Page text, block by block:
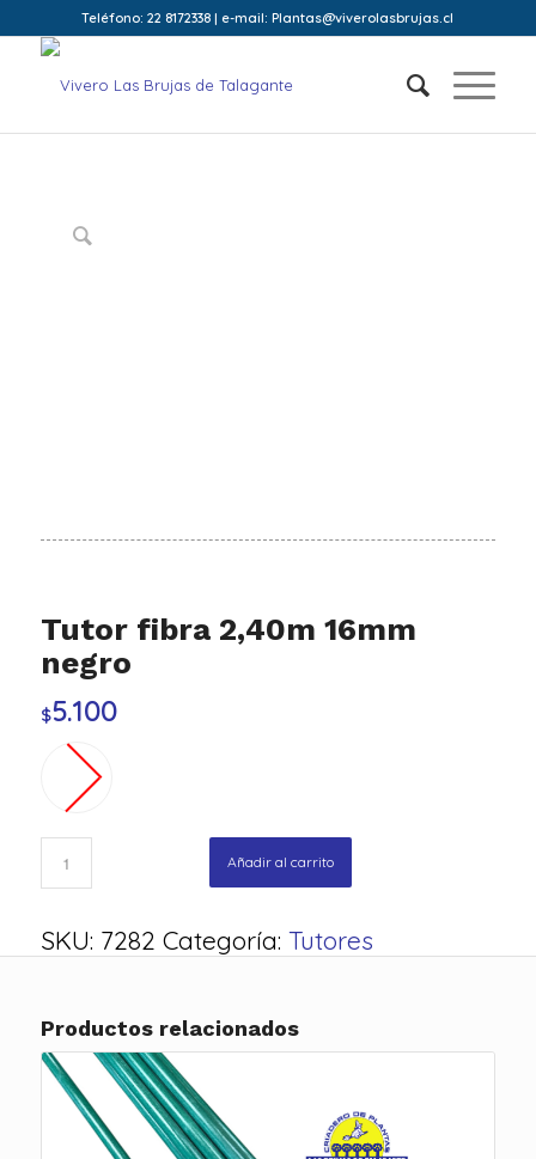
Teléfono: 22 8172338 | e-mail: Plantas@viverolasbrujas.cl
Tutor fibra 2,40m 16mm
negro
$5.100
Añadir al carrito
SKU: 7282 Categoría: Tutores
Productos relacionados